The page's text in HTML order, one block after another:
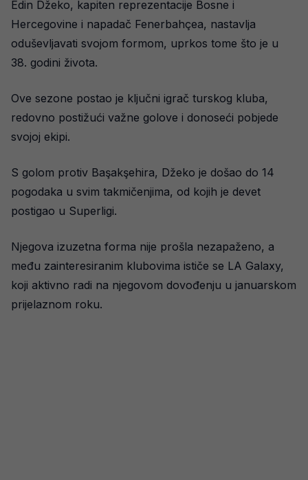
Edin Džeko, kapiten reprezentacije Bosne i
Hercegovine i napadač Fenerbahçea, nastavlja
oduševljavati svojom formom, uprkos tome što je u
38. godini života.
Ove sezone postao je ključni igrač turskog kluba,
redovno postižući važne golove i donoseći pobjede
svojoj ekipi.
S golom protiv Başakşehira, Džeko je došao do 14
pogodaka u svim takmičenjima, od kojih je devet
postigao u Superligi.
Njegova izuzetna forma nije prošla nezapaženo, a
među zainteresiranim klubovima ističe se LA Galaxy,
koji aktivno radi na njegovom dovođenju u januarskom
prijelaznom roku.